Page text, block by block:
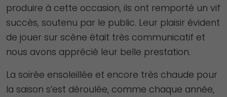
produire à cette occasion, ils ont remporté un vif
succès, soutenu par le public. Leur plaisir évident
de jouer sur scène était très communicatif et
nous avons apprécié leur belle prestation.
La soirée ensoleillée et encore très chaude pour
la saison s’est déroulée, comme chaque année,